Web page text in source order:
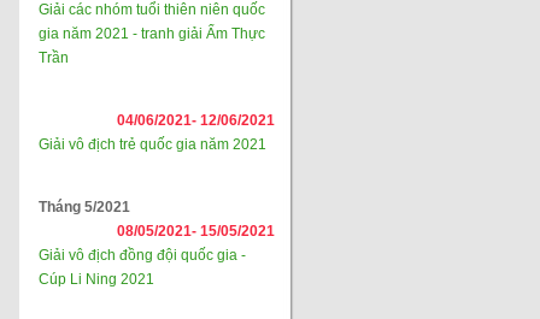
Giải các nhóm tuổi thiên niên quốc
gia năm 2021 - tranh giải Ẩm Thực
Trần
04/06/2021- 12/06/2021
Giải vô địch trẻ quốc gia năm 2021
Tháng 5/2021
08/05/2021- 15/05/2021
Giải vô địch đồng đội quốc gia -
Cúp Li Ning 2021